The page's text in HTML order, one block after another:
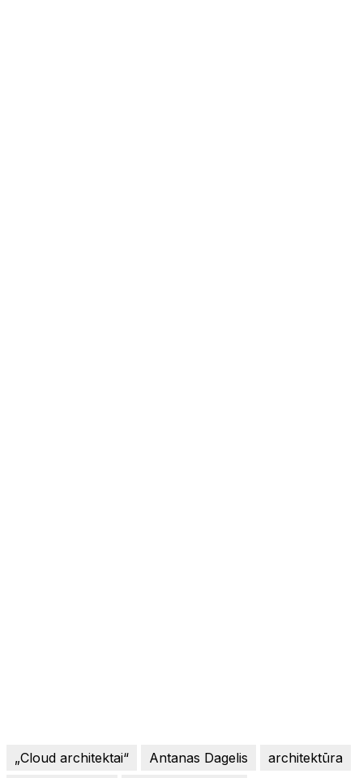
„Cloud architektai“ Antanas Dagelis
architektūra